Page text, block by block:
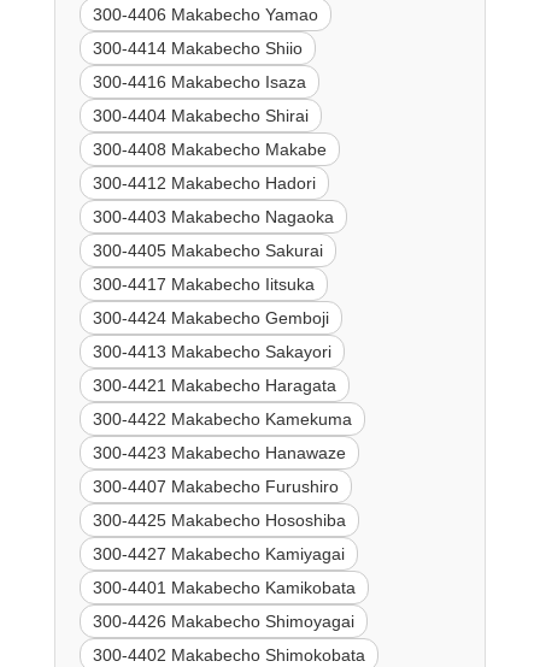
300-4406 Makabecho Yamao
300-4414 Makabecho Shiio
300-4416 Makabecho Isaza
300-4404 Makabecho Shirai
300-4408 Makabecho Makabe
300-4412 Makabecho Hadori
300-4403 Makabecho Nagaoka
300-4405 Makabecho Sakurai
300-4417 Makabecho Iitsuka
300-4424 Makabecho Gemboji
300-4413 Makabecho Sakayori
300-4421 Makabecho Haragata
300-4422 Makabecho Kamekuma
300-4423 Makabecho Hanawaze
300-4407 Makabecho Furushiro
300-4425 Makabecho Hososhiba
300-4427 Makabecho Kamiyagai
300-4401 Makabecho Kamikobata
300-4426 Makabecho Shimoyagai
300-4402 Makabecho Shimokobata